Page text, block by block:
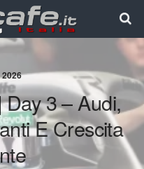
2026
Day 3 – Audi,
E Crescita